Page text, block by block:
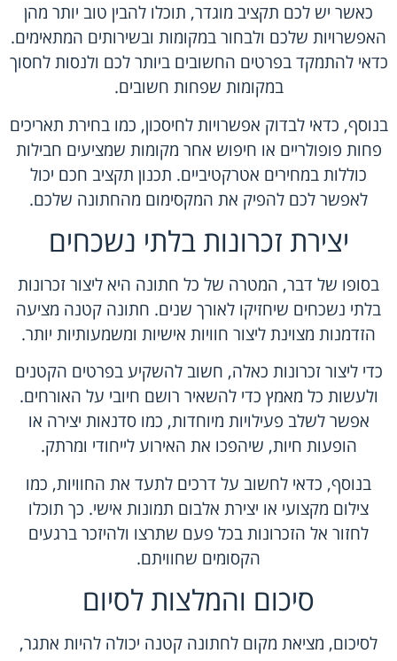
כאשר יש לכם תקציב מוגדר, תוכלו להבין טוב יותר מהן
האפשרויות שלכם ולבחור במקומות ובשירותים המתאימים.
כדאי להתמקד בפרטים החשובים ביותר לכם ולנסות לחסוך
במקומות שפחות חשובים.
בנוסף, כדאי לבדוק אפשרויות לחיסכון, כמו בחירת תאריכים
פחות פופולריים או חיפוש אחר מקומות שמציעים חבילות
כוללות במחירים אטרקטיביים. תכנון תקציב חכם יכול
לאפשר לכם להפיק את המקסימום מהחתונה שלכם.
יצירת זכרונות בלתי נשכחים
בסופו של דבר, המטרה של כל חתונה היא ליצור זכרונות
בלתי נשכחים שיחזיקו לאורך שנים. חתונה קטנה מציעה
הזדמנות מצוינת ליצור חוויות אישיות ומשמעותיות יותר.
כדי ליצור זכרונות כאלה, חשוב להשקיע בפרטים הקטנים
ולעשות כל מאמץ כדי להשאיר רושם חיובי על האורחים.
אפשר לשלב פעילויות מיוחדות, כמו סדנאות יצירה או
הופעות חיות, שיהפכו את האירוע לייחודי ומרתק.
בנוסף, כדאי לחשוב על דרכים לתעד את החוויות, כמו
צילום מקצועי או יצירת אלבום תמונות אישי. כך תוכלו
לחזור אל הזכרונות בכל פעם שתרצו ולהיזכר ברגעים
הקסומים שחוויתם.
סיכום והמלצות לסיום
לסיכום, מציאת מקום לחתונה קטנה יכולה להיות אתגר,